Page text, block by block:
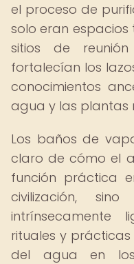
el proceso de
solo eran espacios
sitios de
fortalecían los
conocimientos
agua y las plantas
Los baños de
claro de cómo el
función práctica
civilización,
intrínsecamente
rituales y
del agua en